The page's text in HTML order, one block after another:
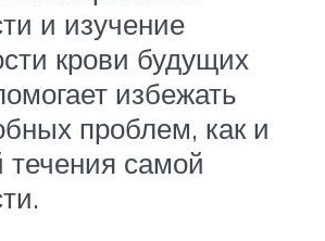
и изучение
крови будущих
избежать
проблем, как и
самой